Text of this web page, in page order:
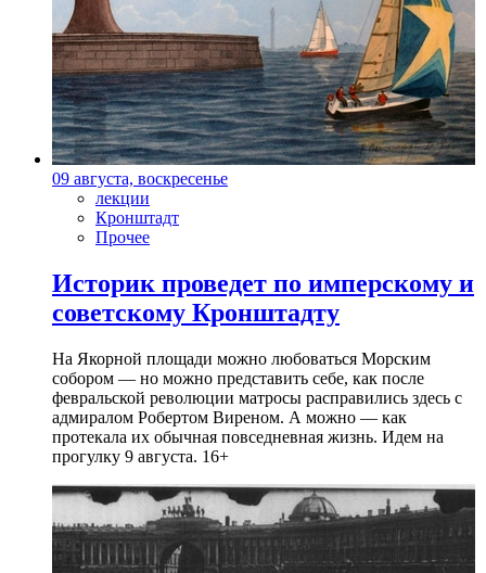
09 августа, воскресенье
лекции
Кронштадт
Прочее
Историк проведет по имперскому и
советскому Кронштадту
На Якорной площади можно любоваться Морским
собором — но можно представить себе, как после
февральской революции матросы расправились здесь с
адмиралом Робертом Виреном. А можно — как
протекала их обычная повседневная жизнь. Идем на
прогулку 9 августа. 16+